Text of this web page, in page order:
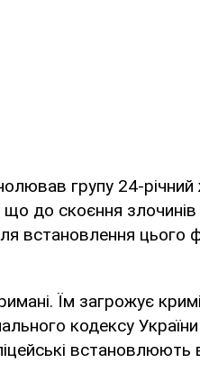
групу 24-
до скоєння
встановлення
Їм загрожує
кодексу
встановлюють